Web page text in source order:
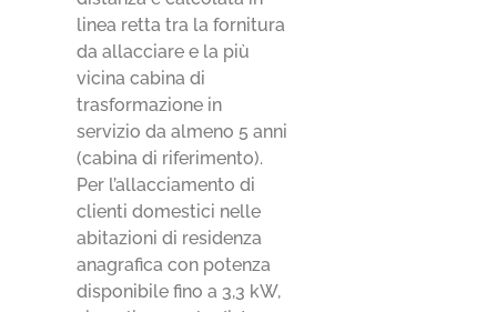
linea retta tra la fornitura
da allacciare e la più
vicina cabina di
trasformazione in
servizio da almeno 5 anni
(cabina di riferimento).
Per l’allacciamento di
clienti domestici nelle
abitazioni di residenza
anagrafica con potenza
disponibile fino a 3,3 kW,